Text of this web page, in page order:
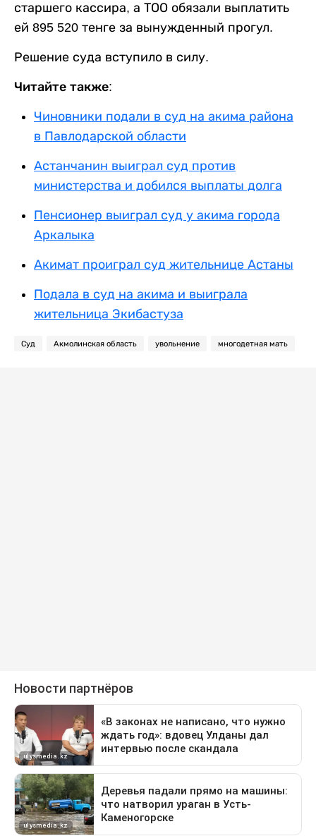
старшего кассира, а ТОО обязали выплатить
ей 895 520 тенге за вынужденный прогул.
Решение суда вступило в силу.
Читайте также:
Чиновники подали в суд на акима района
в Павлодарской области
Астанчанин выиграл суд против
министерства и добился выплаты долга
Пенсионер выиграл суд у акима города
Аркалыка
Акимат проиграл суд жительнице Астаны
Подала в суд на акима и выиграла
жительница Экибастуза
Суд Акмолинская область увольнение многодетная мать